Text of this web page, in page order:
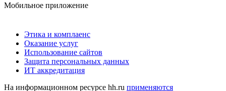
Мобильное приложение
Этика и комплаенс
Оказание услуг
Использование сайтов
Защита персональных данных
ИТ аккредитация
На информационном ресурсе hh.ru применяются